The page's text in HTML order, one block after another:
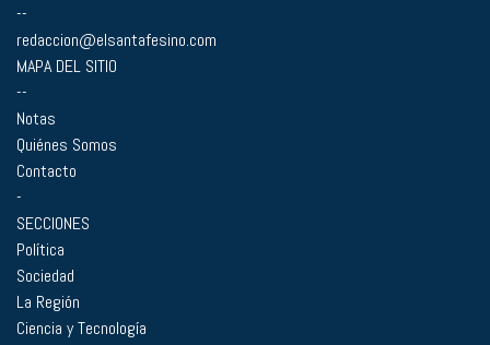
--
redaccion@elsantafesino.com
MAPA DEL SITIO
--
Notas
Quiénes Somos
Contacto
-
SECCIONES
Política
Sociedad
La Región
Ciencia y Tecnología